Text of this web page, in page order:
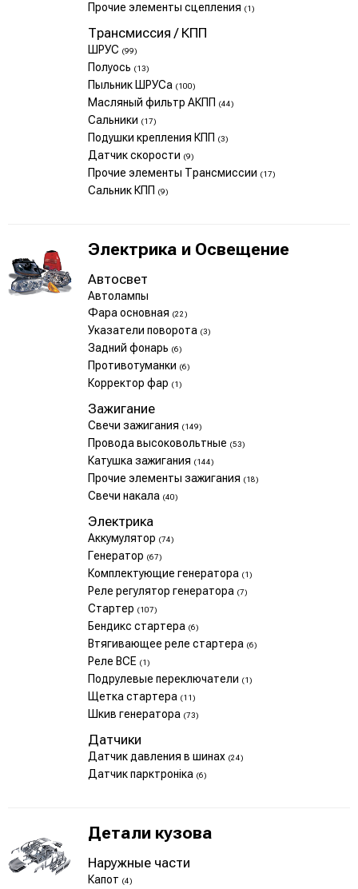
Прочие элементы сцепления (1)
Трансмиссия / КПП
ШРУС (99)
Полуось (13)
Пыльник ШРУСа (100)
Масляный фильтр АКПП (44)
Сальники (17)
Подушки крепления КПП (3)
Датчик скорости (9)
Прочие элементы Трансмиссии (17)
Сальник КПП (9)
Электрика и Освещение
Автосвет
Автолампы
Фара основная (22)
Указатели поворота (3)
Задний фонарь (6)
Противотуманки (6)
Корректор фар (1)
Зажигание
Свечи зажигания (149)
Провода высоковольтные (53)
Катушка зажигания (144)
Прочие элементы зажигания (18)
Свечи накала (40)
Электрика
Аккумулятор (74)
Генератор (67)
Комплектующие генератора (1)
Реле регулятор генератора (7)
Стартер (107)
Бендикс стартера (6)
Втягивающее реле стартера (6)
Реле ВСЕ (1)
Подрулевые переключатели (1)
Щетка стартера (11)
Шкив генератора (73)
Датчики
Датчик давления в шинах (24)
Датчик парктроніка (6)
Детали кузова
Наружные части
Капот (4)